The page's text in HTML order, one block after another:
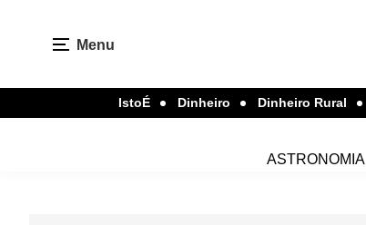
Menu
IstoÉ Dinheiro Dinheiro Rural
ASTRONOMIA